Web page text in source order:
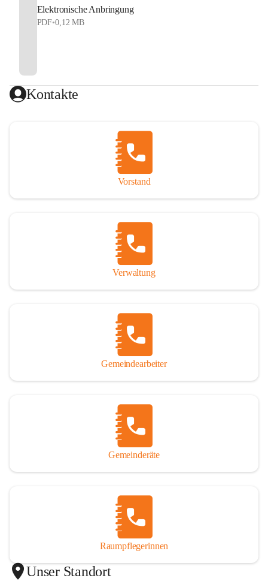
Elektronische Anbringung
PDF•0,12 MB
Kontakte
Vorstand
Verwaltung
Gemeindearbeiter
Gemeinderäte
Raumpflegerinnen
Unser Standort